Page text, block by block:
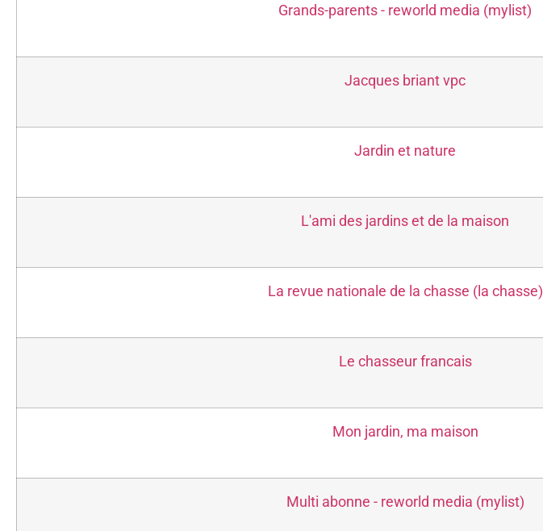
Grands-parents - reworld media (mylist)
Jacques briant vpc
Jardin et nature
L'ami des jardins et de la maison
La revue nationale de la chasse (la chasse)
Le chasseur francais
Mon jardin, ma maison
Multi abonne - reworld media (mylist)